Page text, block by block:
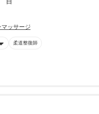
ッサージ
柔道整復師